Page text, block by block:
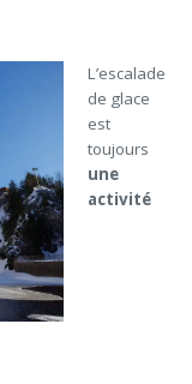
L’escalade
de glace
est
toujours
une
activité